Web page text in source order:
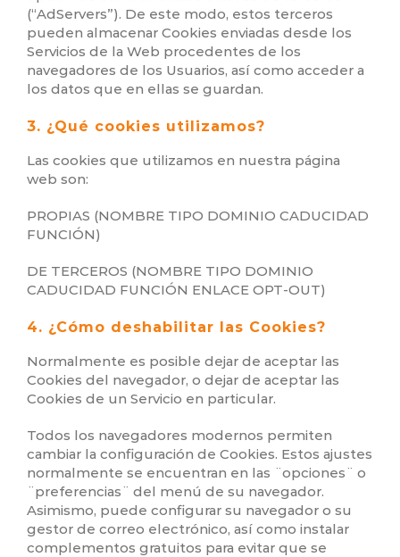
(“AdServers”). De este modo, estos terceros
pueden almacenar Cookies enviadas desde los
Servicios de la Web procedentes de los
navegadores de los Usuarios, así como acceder a
los datos que en ellas se guardan.
3. ¿Qué cookies utilizamos?
Las cookies que utilizamos en nuestra página
web son:
PROPIAS (NOMBRE TIPO DOMINIO CADUCIDAD
FUNCIÓN)
DE TERCEROS (NOMBRE TIPO DOMINIO
CADUCIDAD FUNCIÓN ENLACE OPT-OUT)
4. ¿Cómo deshabilitar las Cookies?
Normalmente es posible dejar de aceptar las
Cookies del navegador, o dejar de aceptar las
Cookies de un Servicio en particular.
Todos los navegadores modernos permiten
cambiar la configuración de Cookies. Estos ajustes
normalmente se encuentran en las ¨opciones¨ o
¨preferencias¨ del menú de su navegador.
Asimismo, puede configurar su navegador o su
gestor de correo electrónico, así como instalar
complementos gratuitos para evitar que se